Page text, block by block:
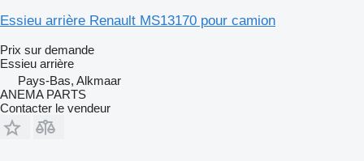
Essieu arrière Renault MS13170 pour camion
Prix sur demande
Essieu arrière
Pays-Bas, Alkmaar
ANEMA PARTS
Contacter le vendeur